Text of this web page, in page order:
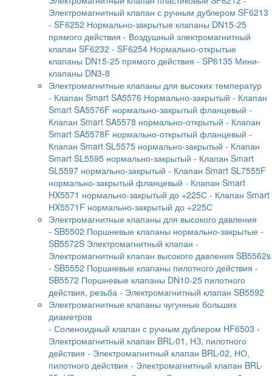
Электромагнитный клапан с ручным дублером SF6213
- SF6252 Нормально-закрытые клапаны DN15-25
прямого действия - Воздушный электромагнитный
клапан SF6232 - SF6254 Нормально-открытые
клапаны DN15-25 прямого действия - SP6135 Мини-
клапаны DN3-8
Электромагнитные клапаны для высоких температур
- Клапан Smart SA5576 Нормально-закрытый - Клапан
Smart SA5576F нормально-закрытый фланцевый -
Клапан Smart SA5578 нормально-открытый - Клапан
Smart SA5578F нормально-открытый фланцевый -
Клапан Smart SL5575 нормально-закрытый - Клапан
Smart SL5595 нормально-закрытый - Клапан Smart
SL5597 нормально-закрытый - Клапан Smart SL7555F
нормально-закрытый фланцевый - Клапан Smart
HX5571 нормально-закрытый до +225С - Клапан Smart
HX5571F нормально-закрытый до +225С
Электромагнитные клапаны для высокого давления
- SB5502 Поршневые клапаны нормально-закрытые -
SB5572S Электромагнитный клапан -
Электромагнитный клапан высокого давления SB5562s
- SB5552 Поршневые клапаны пилотного действия -
SB5572 Поршневые клапаны DN10-25 пилотного
действия, резьба - Электромагнитный клапан SB5592
Электромагнитные клапаны чугунные больших
диаметров
- Соленоидный клапан с ручным дублером HF6503 -
Электромагнитный клапан BRL-01, НЗ, пилотного
действия - Электромагнитный клапан BRL-02, НО,
пилотного действия - Электромагнитный клапан BRL-